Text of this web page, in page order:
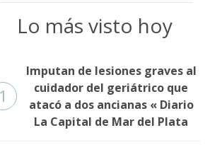
Lo más visto hoy
1
Imputan de lesiones graves al
cuidador del geriátrico que
atacó a dos ancianas « Diario
La Capital de Mar del Plata